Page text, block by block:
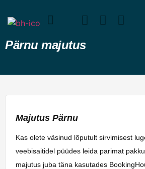
Pärnu majutus
Majutus Pärnu
Kas olete väsinud lõputult sirvimisest
veebisaitidel püüdes leida parimat
majutus juba täna kasutades